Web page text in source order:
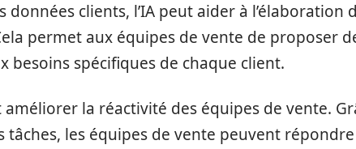
données clients, l’IA peut aider à l’élaboration
permet aux équipes de vente de proposer
besoins spécifiques de chaque client.
améliorer la réactivité des équipes de vente.
tâches, les équipes de vente peuvent